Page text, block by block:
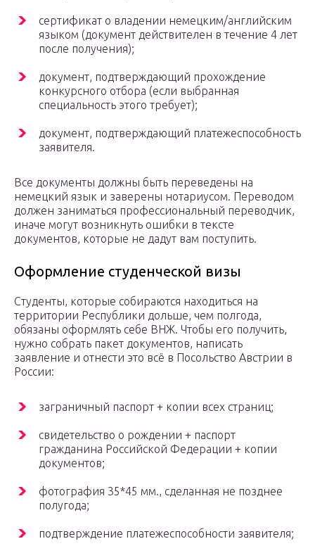
сертификат о владении немецким/английским
языком (документ действителен в течение 4 лет
после получения);
документ, подтверждающий прохождение
конкурсного отбора (если выбранная
специальность этого требует);
документ, подтверждающий платежеспособность
заявителя.
Все документы должны быть переведены на
немецкий язык и заверены нотариусом. Переводом
должен заниматься профессиональный переводчик,
иначе могут возникнуть ошибки в тексте
документов, которые не дадут вам поступить.
Оформление студенческой визы
Студенты, которые собираются находиться на
территории Республики дольше, чем полгода,
обязаны оформлять себе ВНЖ. Чтобы его получить,
нужно собрать пакет документов, написать
заявление и отнести это всё в Посольство Австрии в
России:
заграничный паспорт + копии всех страниц;
свидетельство о рождении + паспорт
гражданина Российской Федерации + копии
документов;
фотография 35*45 мм., сделанная не позднее
полугода;
подтверждение платежеспособности заявителя;